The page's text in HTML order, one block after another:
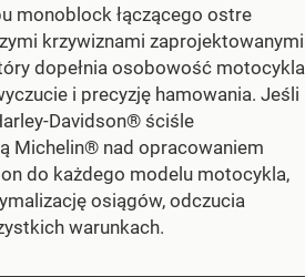
monoblock łączącego ostre
krzywiznami zaprojektowanymi
dopełnia osobowość motocykla
i precyzję hamowania. Jeśli
Davidson® ściśle
Michelin® nad opracowaniem
do każdego modelu motocykla,
osiągów, odczucia
warunkach.